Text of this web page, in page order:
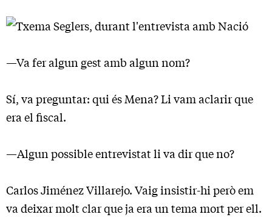
—Va fer algun gest amb algun nom?
Sí, va preguntar: qui és Mena? Li vam aclarir que
era el fiscal.
—Algun possible entrevistat li va dir que no?
Carlos Jiménez Villarejo. Vaig insistir-hi però em
va deixar molt clar que ja era un tema mort per ell.